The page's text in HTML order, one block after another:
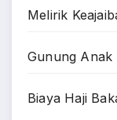
Melirik
Gunung Anak
Biaya Haji